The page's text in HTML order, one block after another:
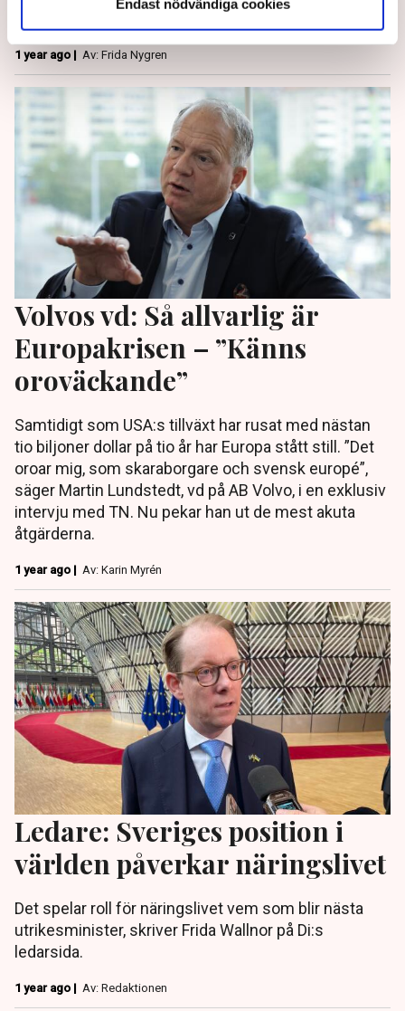
Endast nödvändiga cookies
1 year ago | Av: Frida Nygren
Volvos vd: Så allvarlig är
Europakrisen – ”Känns
oroväckande”
Samtidigt som USA:s tillväxt har rusat med nästan
tio biljoner dollar på tio år har Europa stått still. ”Det
oroar mig, som skaraborgare och svensk europé”,
säger Martin Lundstedt, vd på AB Volvo, i en exklusiv
intervju med TN. Nu pekar han ut de mest akuta
åtgärderna.
1 year ago | Av: Karin Myrén
Ledare: Sveriges position i
världen påverkar näringslivet
Det spelar roll för näringslivet vem som blir nästa
utrikesminister, skriver Frida Wallnor på Di:s
ledarsida.
1 year ago | Av: Redaktionen